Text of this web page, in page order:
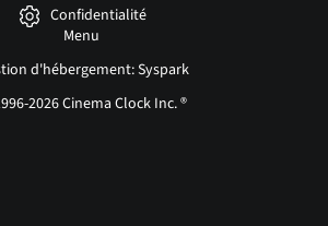
Confidentialité
Menu
d'hébergement: Syspark
2026 Cinema Clock Inc. ®